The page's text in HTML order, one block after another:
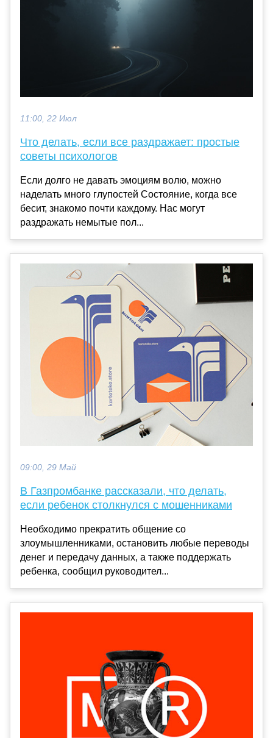
11:00, 22 Июл
Что делать, если все раздражает: простые
советы психологов
Если долго не давать эмоциям волю, можно
наделать много глупостей Состояние, когда все
бесит, знакомо почти каждому. Нас могут
раздражать немытые пол...
09:00, 29 Май
В Газпромбанке рассказали, что делать,
если ребенок столкнулся с мошенниками
Необходимо прекратить общение со
злоумышленниками, остановить любые переводы
денег и передачу данных, а также поддержать
ребенка, сообщил руководител...